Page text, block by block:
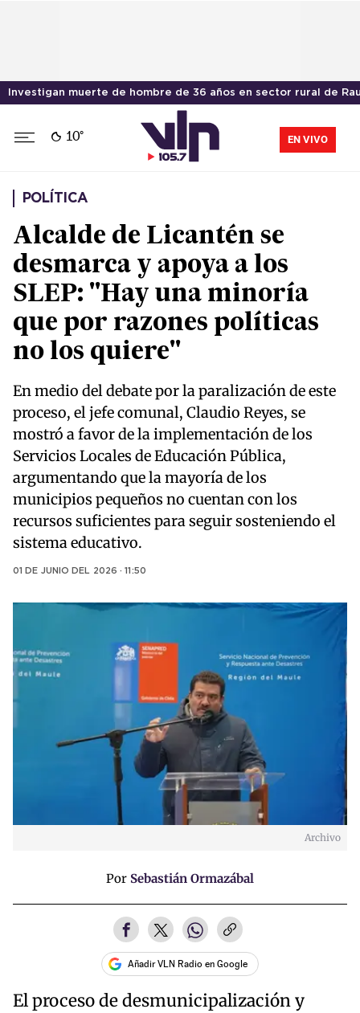
Investigan muerte de hombre de 36 años en sector rural de
10° EN VIVO
POLÍTICA
Alcalde de Licantén se
desmarca y apoya a los
SLEP: "Hay una minoría
que por razones políticas
no los quiere"
En medio del debate por la paralización de este
proceso, el jefe comunal, Claudio Reyes, se
mostró a favor de la implementación de los
Servicios Locales de Educación Pública,
argumentando que la mayoría de los
municipios pequeños no cuentan con los
recursos suficientes para seguir sosteniendo el
sistema educativo.
01 DE JUNIO DEL 2026 · 11:50
Archivo
Por Sebastián Ormazábal
Añadir VLN Radio en Google
El proceso de desmunicipalización y